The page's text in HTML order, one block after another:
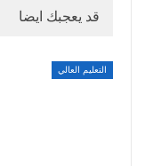
قد يعجبك ايضا
التعليم العالي